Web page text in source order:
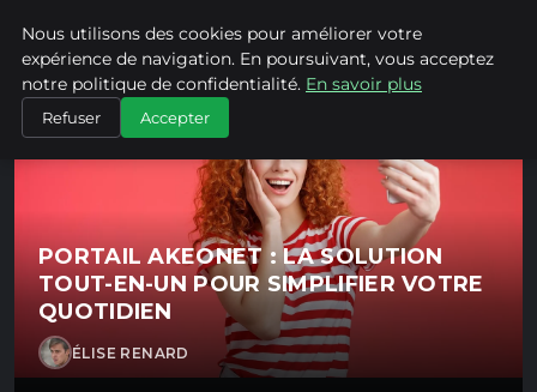
Itg Creation - Blog
Itg Creation
PORTAIL AKEONET : LA SOLUTION
TOUT-EN-UN POUR SIMPLIFIER VOTRE
QUOTIDIEN
ÉLISE RENARD
Nous utilisons des cookies pour améliorer votre
expérience de navigation. En poursuivant, vous acceptez
notre politique de confidentialité. En savoir plus
Refuser Accepter